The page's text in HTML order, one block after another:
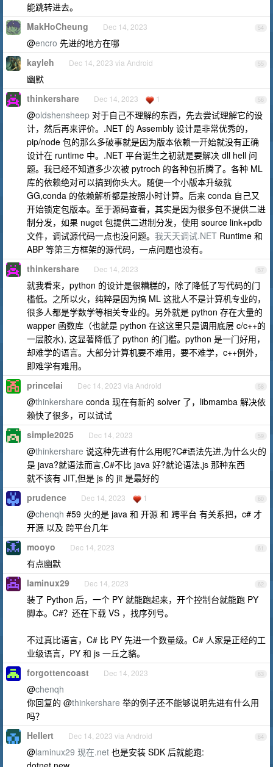
能跳转进去。
54
MakHoCheung Dec 14, 2023
@encro 先进的地方在哪
55
kayleh Dec 14, 2023 via Android
幽默
56
thinkershare Dec 14, 2023 1
@oldshensheep 对于自己不理解的东西，先去尝试理解它的设
计，然后再来评价。.NET 的 Assembly 设计是非常优秀的，
pip/node 包的那么多破事就是因为版本依赖一开始就没有正确
设计在 runtime 中。.NET 平台诞生之初就是要解决 dll hell 问
题。我已经不知道多少次被 pytroch 的各种包折腾了。各种 ML
库的依赖绝对可以搞到你头大。随便一个小版本升级就
GG,conda 的依赖解析都是按照小时计算。后来 conda 自己又
开始锁定包版本。至于源码查看，其实是因为很多包不提供二进
制分发，如果 nuget 包提供二进制分发，使用 source link+pdb
文件，调试源代码一点也没问题。 我天天调试.NET Runtime 和
ABP 等第三方框架的源代码，一点问题也没有。
57
thinkershare Dec 14, 2023
就我看来，python 的设计是很糟糕的，除了降低了写代码的门
槛低。之所以火，纯粹是因为搞 ML 这批人不是计算机专业的，
很多人都是学数学等相关专业的。另外就是 python 存在大量的
wapper 函数库（也就是 python 在这这里只是调用底层 c/c++的
一层胶水), 这显著降低了 python 的门槛。python 是一门好用，
却难学的语言。大部分计算机要不难用，要不难学，c++例外，
即难学有难用。
58
princelai Dec 14, 2023 via Android
@thinkershare conda 现在有新的 solver 了，libmamba 解决依
赖快了很多，可以试试
59
simple2025 Dec 14, 2023
@thinkershare 说这种先进有什么用呢?C#语法先进,为什么火的
是 java?就语法而言,C#不比 java 好?就论语法,js 那种东西
就不该有 JIT,但是 js 的 jit 是最好的
60
prudence Dec 14, 2023 1
@chenqh #59 火的是 java 和 开源 和 跨平台 有关系把，c# 才
开源 以及 跨平台几年
61
mooyo Dec 14, 2023
有点幽默
62
laminux29 Dec 14, 2023
装了 Python 后，一个 PY 就能跑起来，开个控制台就能跑 PY
脚本。C#？还在下载 VS ，找序列号。
不过真比语言，C# 比 PY 先进一个数量级。C# 人家是正经的工
业级语言，PY 和 js 一丘之貉。
63
forgottencoast Dec 14, 2023
@chenqh
你回复的 @thinkershare 举的例子还不能够说明先进有什么用
吗？
64
Hellert Dec 14, 2023 via Android
@laminux29 现在.net 也是安装 SDK 后就能跑: